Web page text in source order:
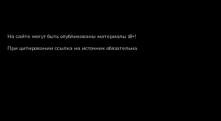
На сайте могут быть опубликованы материалы 18+!
При цитировании ссылка на источник обязательна.